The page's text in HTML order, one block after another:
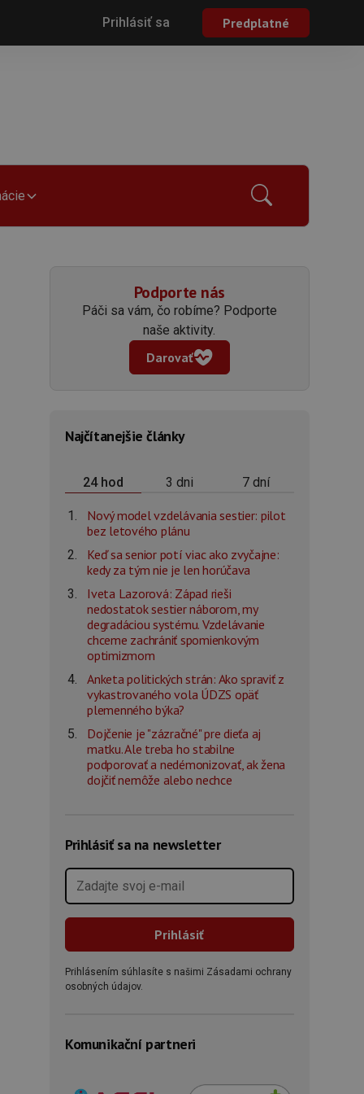
Prihlásiť sa Predplatné
Podporte nás
Páči sa vám, čo robíme? Podporte
naše aktivity.
Darovať
Najčítanejšie články
24 hod 3 dni 7 dní
Nový model vzdelávania sestier: pilot
bez letového plánu
Keď sa senior potí viac ako zvyčajne:
kedy za tým nie je len horúčava
Iveta Lazorová: Západ rieši
nedostatok sestier náborom, my
degradáciou systému. Vzdelávanie
chceme zachrániť spomienkovým
optimizmom
Anketa politických strán: Ako spraviť z
vykastrovaného vola ÚDZS opäť
plemenného býka?
Dojčenie je "zázračné" pre dieťa aj
matku. Ale treba ho stabilne
podporovať a nedémonizovať, ak žena
dojčiť nemôže alebo nechce
Prihlásiť sa na newsletter
Prihlásením súhlasíte s našimi Zásadami ochrany
osobných údajov.
Komunikační partneri